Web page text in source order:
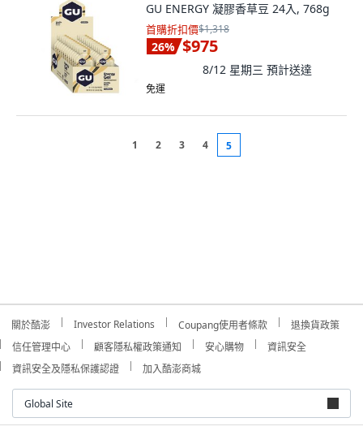
GU ENERGY 凝膠香草豆 24入, 768g
首購折扣價$1,318
26% $975
8/12 星期三 預計送達
免運
1 2 3 4 5
關於酷澎 Investor Relations Coupang使用者條款
退換貨政策
信任管理中心
顧客隱私權政策通知 安心購物
資訊安全
資訊安全及隱私保護認證
加入酷澎商城
Global Site